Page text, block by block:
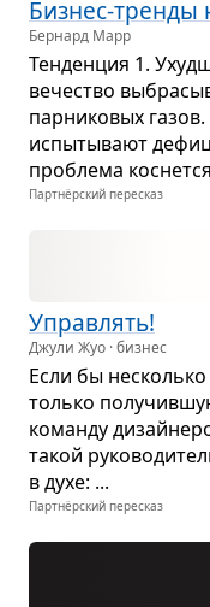
Биз­нес-тренды
Бернард Марр
Тен­ден­ция 1.
ве­че­ство
пар­ни­ко­вых
испы­ты­вают
про­блема
Партнёрский пересказ
Управ­лять!
Джули Жуо · бизнес
Если бы
только
команду
такой
в духе: ...
Партнёрский пересказ